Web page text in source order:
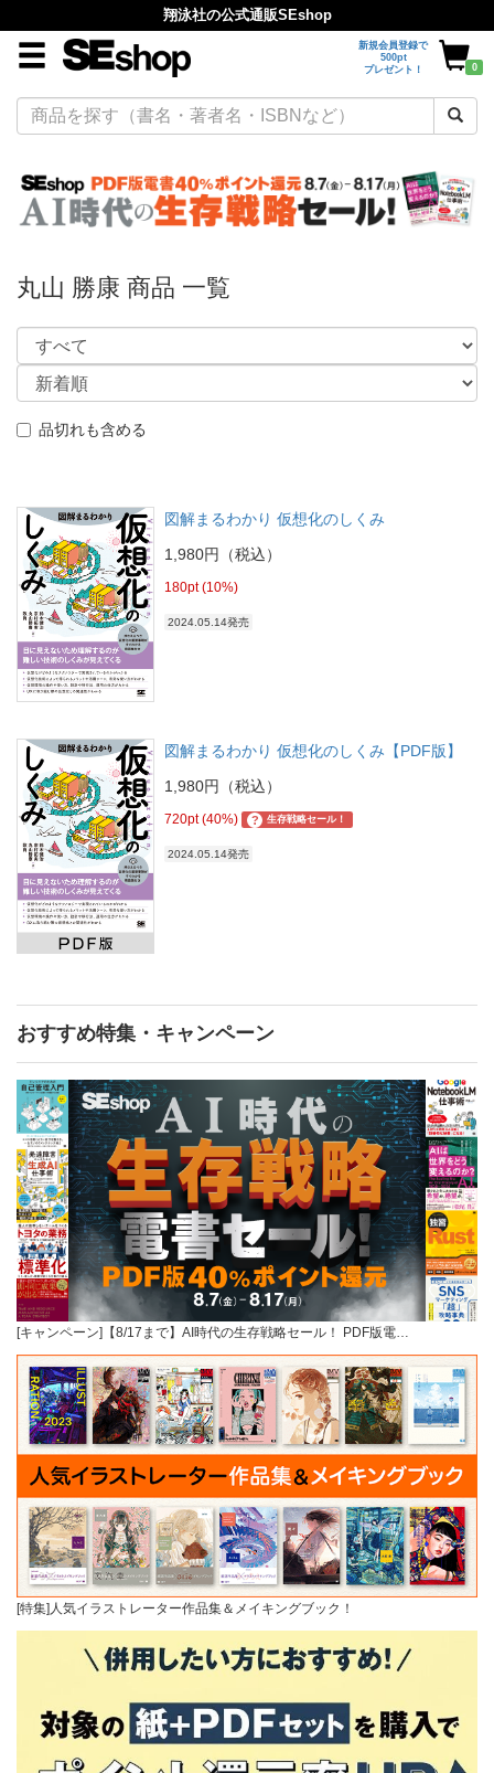
翔泳社の公式通販SEshop
新規会員登録で
500pt
プレゼント！
0
丸山 勝康 商品 一覧
品切れも含める
図解まるわかり 仮想化のしくみ
1,980円（税込）
180pt (10%)
2024.05.14発売
図解まるわかり 仮想化のしくみ【PDF版】
1,980円（税込）
720pt (40%) ? 生存戦略セール！
2024.05.14発売
おすすめ特集・キャンペーン
[キャンペーン]【8/17まで】AI時代の生存戦略セール！ PDF版電…
[特集]人気イラストレーター作品集＆メイキングブック！